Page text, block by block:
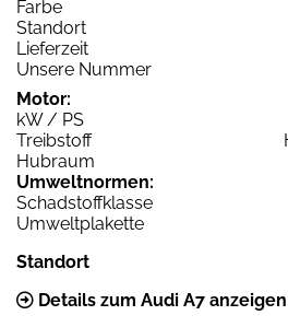
Farbe
Standort
Lieferzeit
Unsere Nummer
Motor:
kW / PS
Treibstoff
Hubraum
Umweltnormen:
Schadstoffklasse
Umweltplakette
Standort
Details zum Audi A7 anzeigen